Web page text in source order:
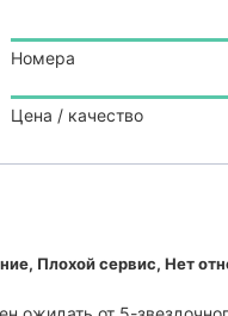
Номера
Цена / качество
Плохой сервис, Нет